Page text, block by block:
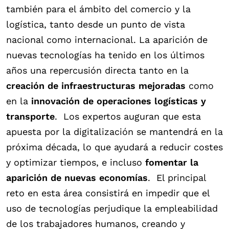
también para el ámbito del comercio y la
logística, tanto desde un punto de vista
nacional como internacional. La aparición de
nuevas tecnologías ha tenido en los últimos
años una repercusión directa tanto en la
creación de infraestructuras mejoradas como
en la innovación de operaciones logísticas y
transporte.
Los expertos auguran que esta
apuesta por la digitalización se mantendrá en la
próxima década, lo que ayudará a reducir costes
y optimizar tiempos, e incluso fomentar la
aparición de nuevas economías.
El principal
reto en esta área consistirá en impedir que el
uso de tecnologías perjudique la empleabilidad
de los trabajadores humanos, creando y